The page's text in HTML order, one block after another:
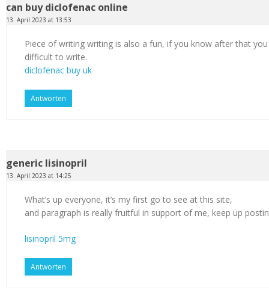
can buy diclofenac online
13. April 2023 at 13:53
Piece of writing writing is also a fun, if you know after that
difficult to write.
diclofenac buy uk
Antworten
generic lisinopril
13. April 2023 at 14:25
What’s up everyone, it’s my first go to see at this site,
and paragraph is really fruitful in support of me, keep up
lisinopril 5mg
Antworten